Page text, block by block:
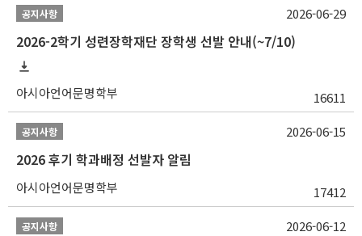
공지사항
2026-2학기 성련장학재단 장학생 선발 안내(~7/10)
아시아언어문명학부 16611
2026-06-29
공지사항
2026 후기 학과배정 선발자 알림
아시아언어문명학부 17412
2026-06-15
공지사항 2026-06-12